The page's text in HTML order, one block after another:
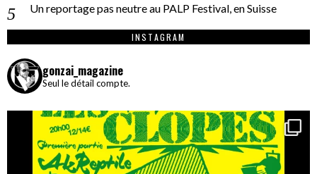
Un reportage pas neutre au PALP Festival, en Suisse
INSTAGRAM
gonzai_magazine
Seul le détail compte.